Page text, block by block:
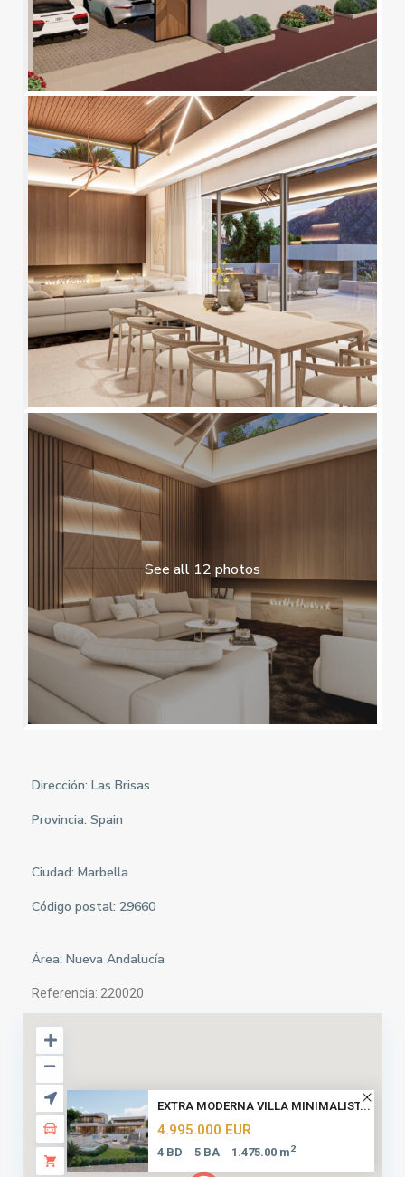
See all 12 photos
Dirección: Las Brisas
Provincia: Spain
Ciudad: Marbella
Código postal: 29660
Área: Nueva Andalucía
Referencia: 220020
EXTRA MODERNA VILLA MINIMALIST...
4.995.000 EUR
4 BD 5 BA 1.475.00 m2